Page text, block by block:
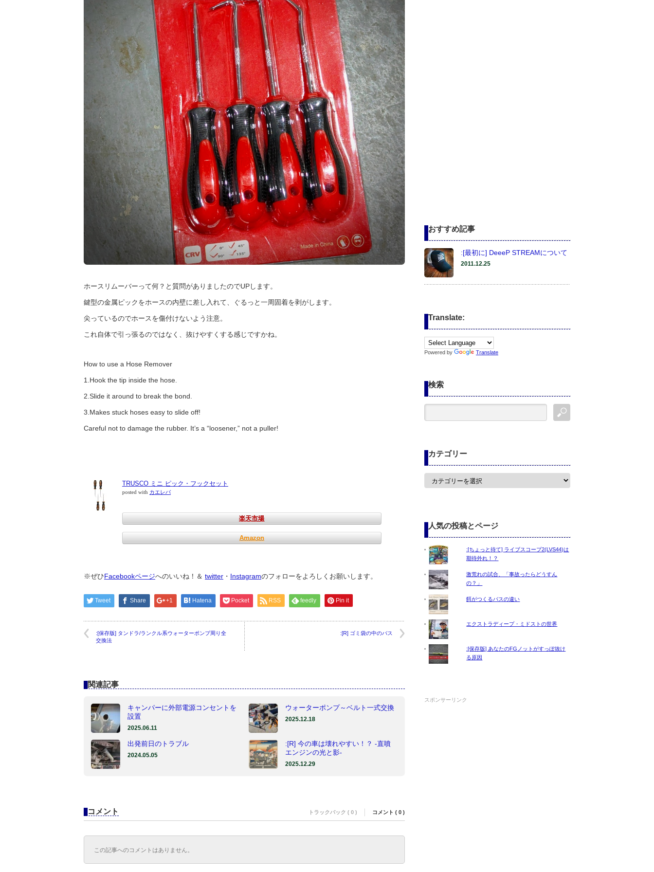
ホースリムーバーって何？と質問がありましたのでUPします。
鍵型の金属ピックをホースの内壁に差し入れて、ぐるっと一周固着を剥がします。
尖っているのでホースを傷付けないよう注意。
これ自体で引っ張るのではなく、抜けやすくする感じですかね。
How to use a Hose Remover
1.Hook the tip inside the hose.
2.Slide it around to break the bond.
3.Makes stuck hoses easy to slide off!
Careful not to damage the rubber. It’s a “loosener,” not a puller!
TRUSCO ミニ ピック・フックセット
posted with カエレバ
楽天市場
Amazon
※ぜひFacebookページへのいいね！＆ twitter ・ Instagramのフォローをよろしくお願いします。
Tweet Share +1 Hatena Pocket RSS feedly Pin it
:[保存版] タンドラ/ランクル系ウォーターポンプ周り全
交換法
:[R] ゴミ袋の中のバス
関連記事
キャンパーに外部電源コンセントを
設置
2025.06.11
ウォーターポンプ～ベルト一式交換
2025.12.18
出発前日のトラブル
2024.05.05
:[R] 今の車は壊れやすい！？ -直噴
エンジンの光と影-
2025.12.29
コメント トラックバック ( 0 ) コメント ( 0 )
この記事へのコメントはありません。
おすすめ記事
:[最初に] DeeeP STREAMについて
2011.12.25
Translate:
Powered by Translate
検索
カテゴリー
カ
人気の投稿とページ
:[ちょっと待て] ライブスコープ2(LVS44)は
期待外れ！？
激荒れの試合、「事故ったらどうすん
の？」
餌がつくるバスの違い
エクストラディープ・ミドストの世界
:[保存版] あなたのFGノットがすっぽ抜け
る原因
スポンサーリンク